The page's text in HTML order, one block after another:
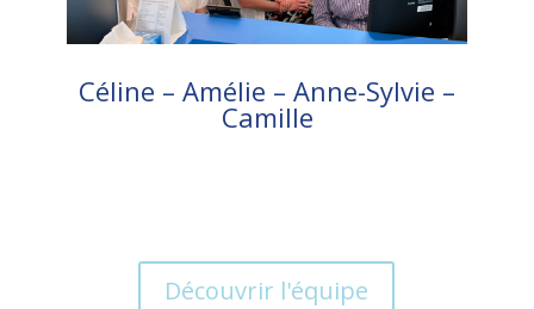
Céline – Amélie – Anne-Sylvie –
Camille
Découvrir l'équipe